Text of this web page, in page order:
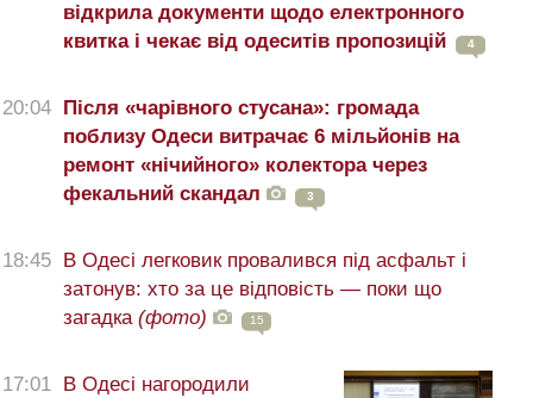
відкрила документи щодо електронного
квитка і чекає від одеситів пропозицій
4
20:04
Після «чарівного стусана»: громада
поблизу Одеси витрачає 6 мільйонів на
ремонт «нічийного» колектора через
фекальний скандал
3
18:45
В Одесі легковик провалився під асфальт і
затонув: хто за це відповість — поки що
загадка (фото) 15
17:01
В Одесі нагородили